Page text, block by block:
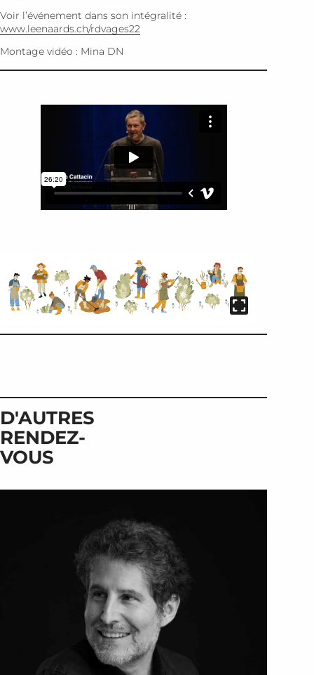
Voir l’événement dans son intégralité :
www.leenaards.ch/rdvages22
Montage vidéo : Mina DN
D'AUTRES
RENDEZ-
VOUS